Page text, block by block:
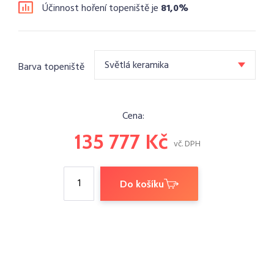
Účinnost hoření topeniště je 81,0%
Barva topeniště Světlá keramika
Cena:
135 777 Kč vč. DPH
Do košíku